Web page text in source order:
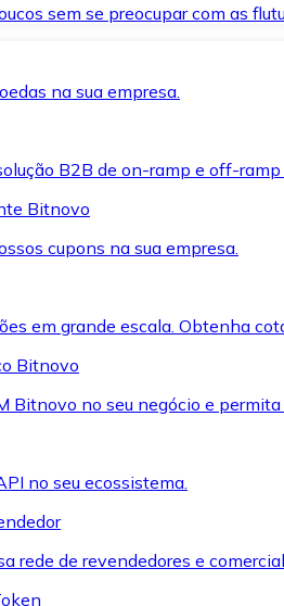
sem se preocupar com as
na sua empresa.
B2B de on-ramp e off-
Bitnovo
cupons na sua empresa.
em grande escala. Obtenha
Bitnovo
Bitnovo no seu negócio e
no seu ecossistema.
rede de revendedores e